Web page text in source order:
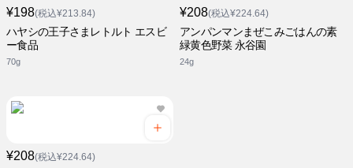
¥198(税込¥213.84)
ハヤシの王子さまレトルト エスビ
ー食品
70g
¥208(税込¥224.64)
アンパンマンまぜこみごはんの素
緑黄色野菜 永谷園
24g
¥208(税込¥224.64)